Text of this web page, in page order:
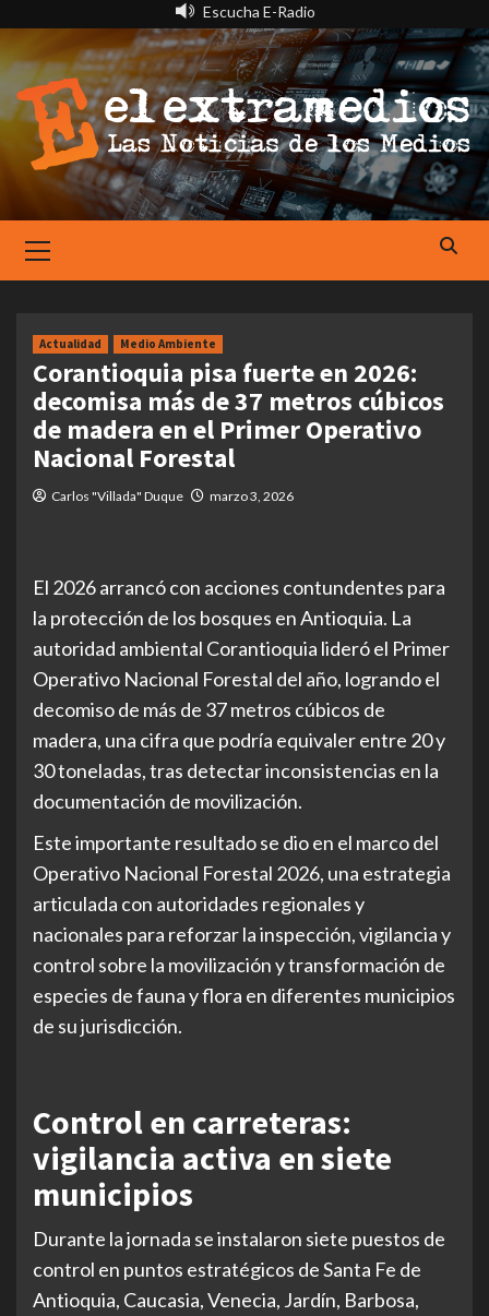
contenido
Escucha E-Radio
Menu
Actualidad Medio Ambiente
Corantioquia pisa fuerte en 2026:
decomisa más de 37 metros cúbicos
de madera en el Primer Operativo
Nacional Forestal
Carlos "Villada" Duque marzo 3, 2026
El 2026 arrancó con acciones contundentes para
la protección de los bosques en Antioquia. La
autoridad ambiental Corantioquia lideró el Primer
Operativo Nacional Forestal del año, logrando el
decomiso de más de 37 metros cúbicos de
madera, una cifra que podría equivaler entre 20 y
30 toneladas, tras detectar inconsistencias en la
documentación de movilización.
Este importante resultado se dio en el marco del
Operativo Nacional Forestal 2026, una estrategia
articulada con autoridades regionales y
nacionales para reforzar la inspección, vigilancia y
control sobre la movilización y transformación de
especies de fauna y flora en diferentes municipios
de su jurisdicción.
Control en carreteras:
vigilancia activa en siete
municipios
Durante la jornada se instalaron siete puestos de
control en puntos estratégicos de Santa Fe de
Antioquia, Caucasia, Venecia, Jardín, Barbosa,